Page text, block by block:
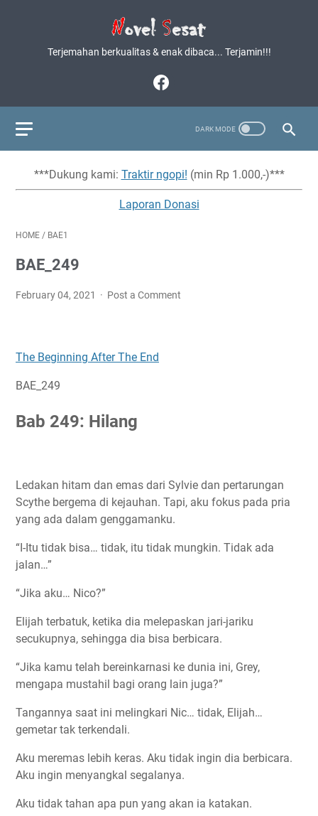
Terjemahan berkualitas & enak dibaca... Terjamin!!!
***Dukung kami: Traktir ngopi! (min Rp 1.000,-)***
Laporan Donasi
HOME / BAE1
BAE_249
February 04, 2021 Post a Comment
The Beginning After The End
BAE_249
Bab 249: Hilang
Ledakan hitam dan emas dari Sylvie dan pertarungan
Scythe bergema di kejauhan. Tapi, aku fokus pada pria
yang ada dalam genggamanku.
“I-Itu tidak bisa… tidak, itu tidak mungkin. Tidak ada
jalan…”
“Jika aku… Nico?”
Elijah terbatuk, ketika dia melepaskan jari-jariku
secukupnya, sehingga dia bisa berbicara.
“Jika kamu telah bereinkarnasi ke dunia ini, Grey,
mengapa mustahil bagi orang lain juga?”
Tangannya saat ini melingkari Nic… tidak, Elijah…
gemetar tak terkendali.
Aku meremas lebih keras. Aku tidak ingin dia berbicara.
Aku ingin menyangkal segalanya.
Aku tidak tahan apa pun yang akan ia katakan.